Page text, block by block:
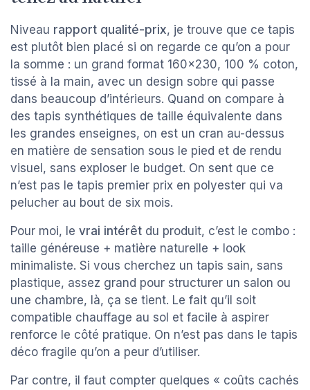
Niveau rapport qualité-prix, je trouve que ce tapis
est plutôt bien placé si on regarde ce qu’on a pour
la somme : un grand format 160x230, 100 % coton,
tissé à la main, avec un design sobre qui passe
dans beaucoup d’intérieurs. Quand on compare à
des tapis synthétiques de taille équivalente dans
les grandes enseignes, on est un cran au-dessus
en matière de sensation sous le pied et de rendu
visuel, sans exploser le budget. On sent que ce
n’est pas le tapis premier prix en polyester qui va
pelucher au bout de six mois.
Pour moi, le vrai intérêt du produit, c’est le combo :
taille généreuse + matière naturelle + look
minimaliste. Si vous cherchez un tapis sain, sans
plastique, assez grand pour structurer un salon ou
une chambre, là, ça se tient. Le fait qu’il soit
compatible chauffage au sol et facile à aspirer
renforce le côté pratique. On n’est pas dans le tapis
déco fragile qu’on a peur d’utiliser.
Par contre, il faut compter quelques « coûts cachés